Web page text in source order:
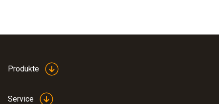
Produkte
Service